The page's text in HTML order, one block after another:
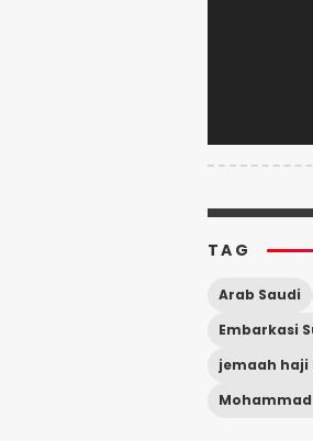
TAG
Arab Saudi